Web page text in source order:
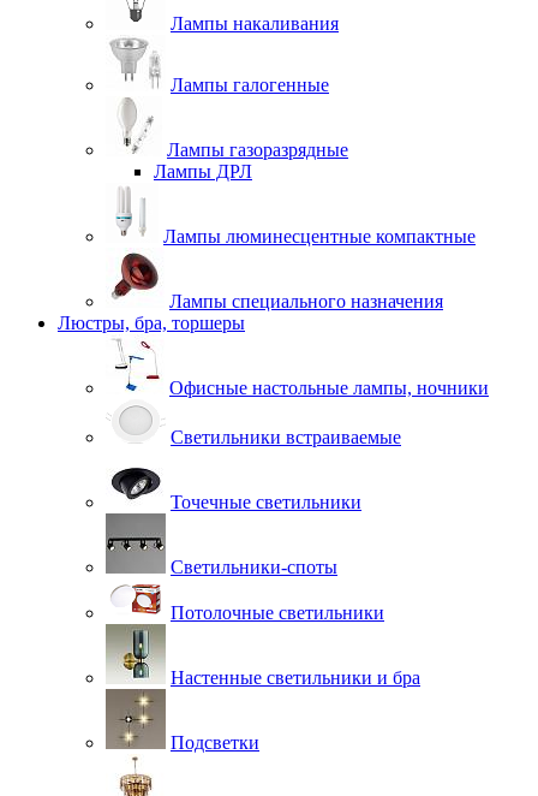
Лампы накаливания
Лампы галогенные
Лампы газоразрядные
Лампы ДРЛ
Лампы люминесцентные компактные
Лампы специального назначения
Люстры, бра, торшеры
Офисные настольные лампы, ночники
Светильники встраиваемые
Точечные светильники
Светильники-споты
Потолочные светильники
Настенные светильники и бра
Подсветки